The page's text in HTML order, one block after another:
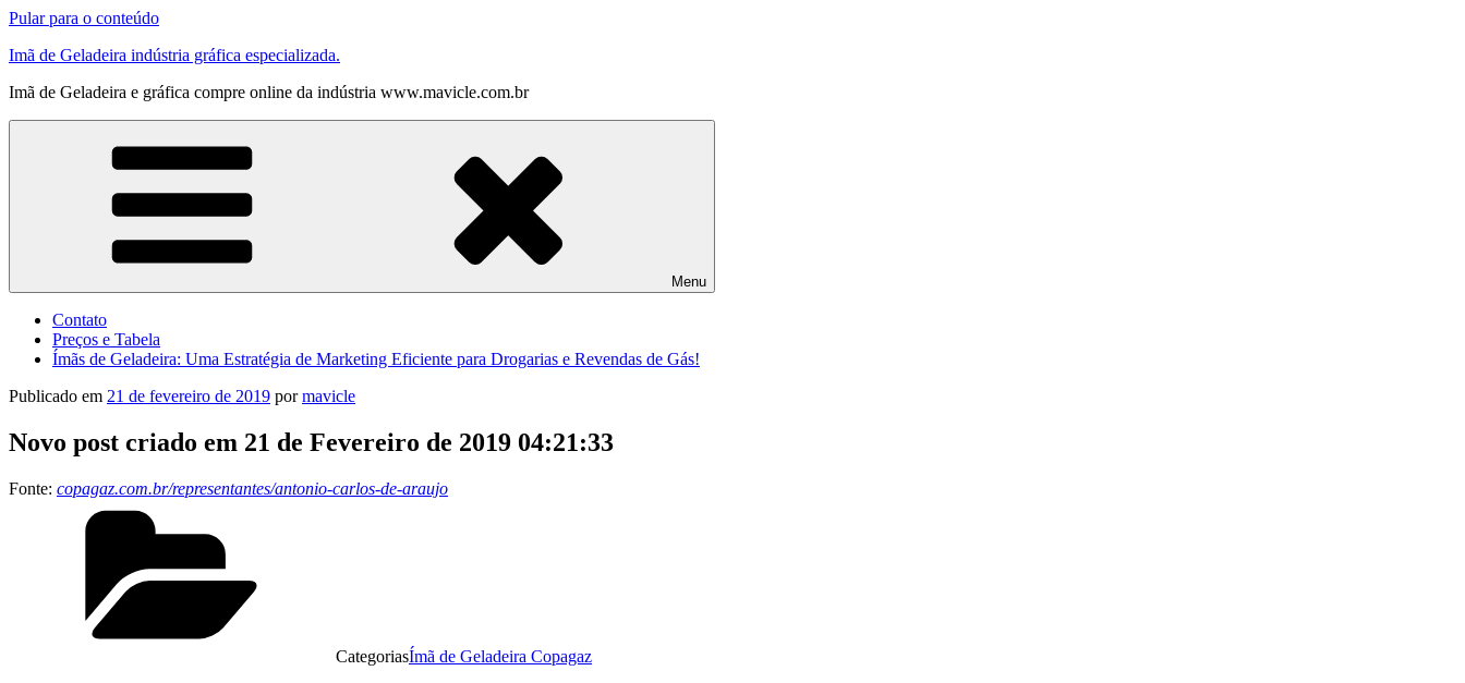
Pular para o conteúdo
Imã de Geladeira indústria gráfica especializada.
Imã de Geladeira e gráfica compre online da indústria www.mavicle.com.br
Menu
Contato
Preços e Tabela
Ímãs de Geladeira: Uma Estratégia de Marketing Eficiente para Drogarias e Revendas de Gás!
Publicado em 21 de fevereiro de 2019 pormavicle
Novo post criado em 21 de Fevereiro de 2019 04:21:33
Fonte: copagaz.com.br/representantes/antonio-carlos-de-araujo
CategoriasÍmã de Geladeira Copagaz